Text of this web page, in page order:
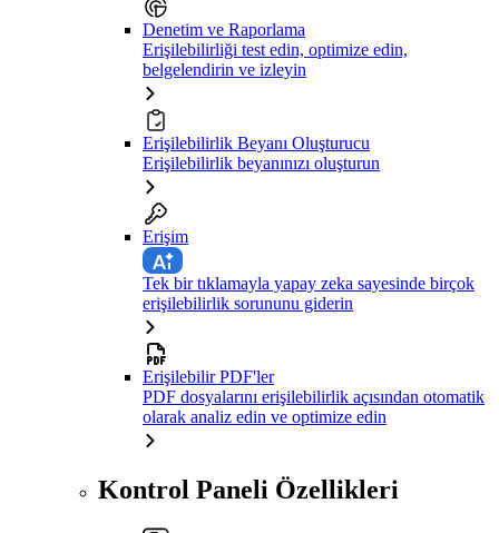
Denetim ve Raporlama
Erişilebilirliği test edin, optimize edin,
belgelendirin ve izleyin
Erişilebilirlik Beyanı Oluşturucu
Erişilebilirlik beyanınızı oluşturun
Erişim
Tek bir tıklamayla yapay zeka sayesinde birçok
erişilebilirlik sorununu giderin
Erişilebilir PDF'ler
PDF dosyalarını erişilebilirlik açısından otomatik
olarak analiz edin ve optimize edin
Kontrol Paneli Özellikleri